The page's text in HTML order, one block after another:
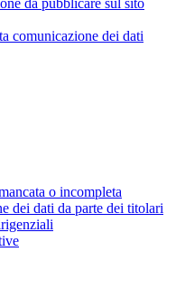
da pubblicare sul sito
comunicazione dei dati
o incompleta
dei dati da parte dei titolari